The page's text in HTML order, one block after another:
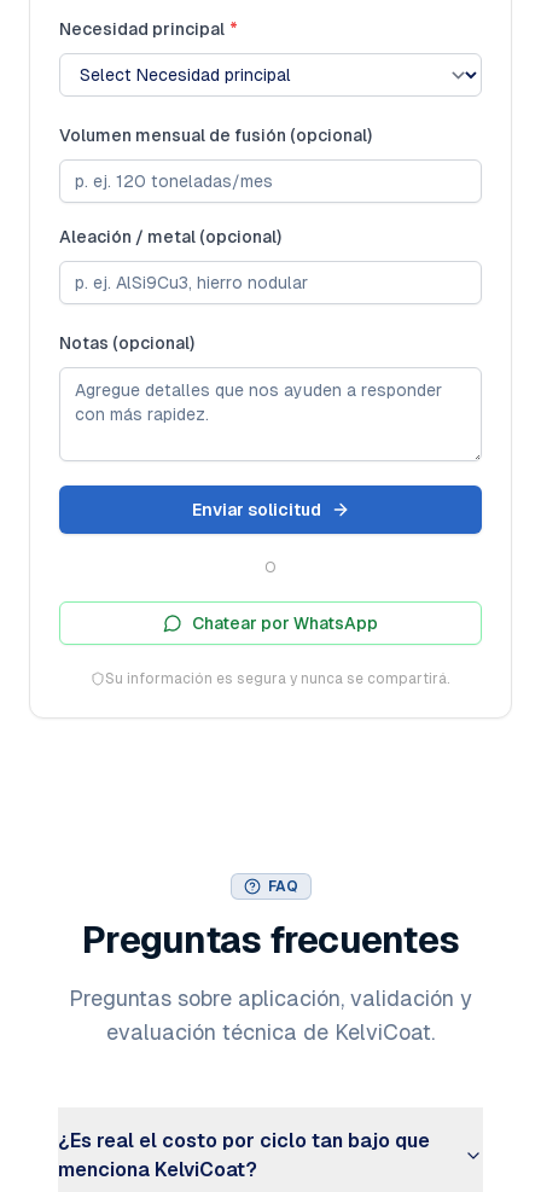
Necesidad principal *
Volumen mensual de fusión (opcional)
Aleación / metal (opcional)
Notas (opcional)
Enviar solicitud
O
Chatear por WhatsApp
Su información es segura y nunca se compartirá.
FAQ
Preguntas frecuentes
Preguntas sobre aplicación, validación y
evaluación técnica de KelviCoat.
¿Es real el costo por ciclo tan bajo que
menciona KelviCoat?